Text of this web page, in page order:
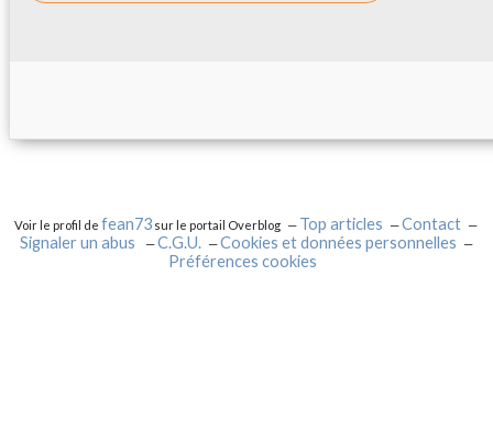
Voir le profil defean73 sur le portail Overblog Top articles
Contact
Signaler un abus
C.G.U.
Cookies et données personnelles
Préférences cookies